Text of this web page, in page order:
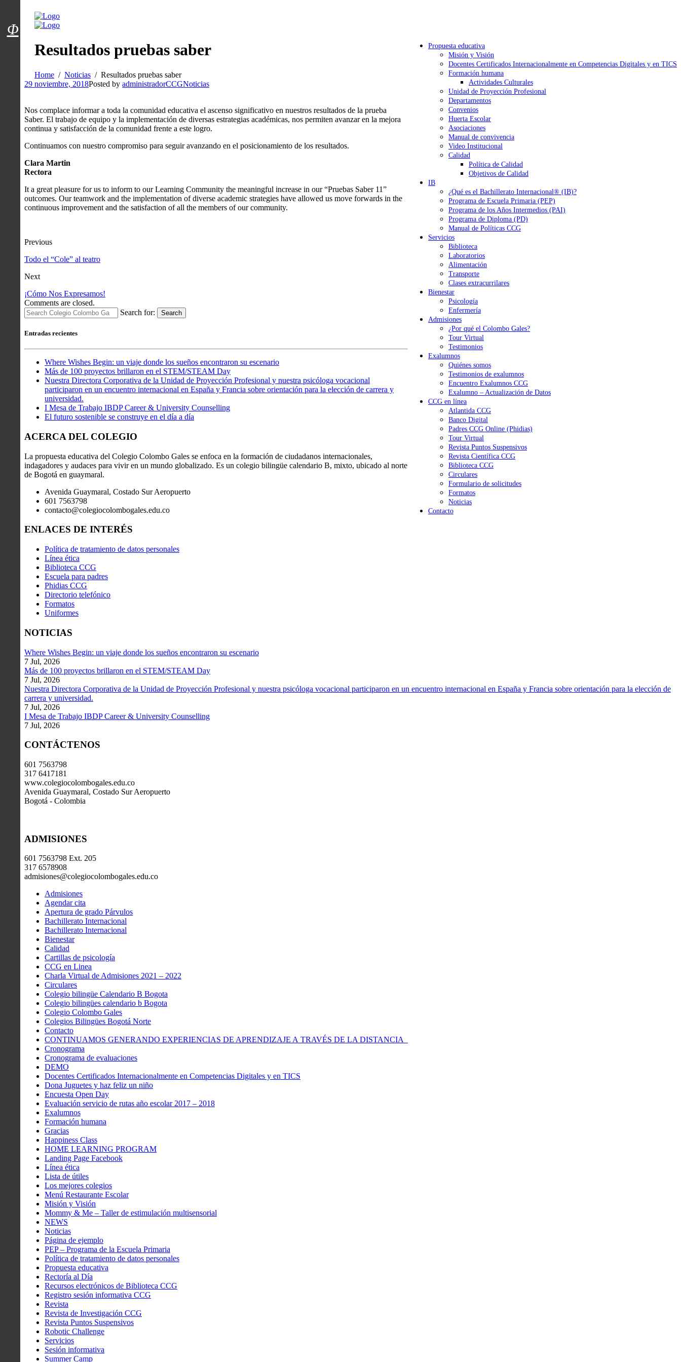
Menú usuarios
Propuesta educativa
Misión y Visión
Docentes Certificados Internacionalmente en Competencias Digitales y en TICS
Formación humana
Actividades Culturales
Unidad de Proyección Profesional
Departamentos
Convenios
Huerta Escolar
Asociaciones
Manual de convivencia
Video Institucional
Calidad
Política de Calidad
Objetivos de Calidad
IB
¿Qué es el Bachillerato Internacional® (IB)?
Programa de Escuela Primaria (PEP)
Programa de los Años Intermedios (PAI)
Programa de Diploma (PD)
Manual de Políticas CCG
Servicios
Biblioteca
Laboratorios
Alimentación
Transporte
Clases extracurrilares
Bienestar
Psicología
Enfermería
Admisiones
¿Por qué el Colombo Gales?
Tour Virtual
Testimonios
Exalumnos
Quiénes somos
Testimonios de exalumnos
Encuentro Exalumnos CCG
Exalumno – Actualización de Datos
CCG en línea
Atlantida CCG
Banco Digital
Padres CCG Online (Phidias)
Tour Virtual
Revista Puntos Suspensivos
Revista Científica CCG
Biblioteca CCG
Circulares
Formulario de solicitudes
Formatos
Noticias
Contacto
Resultados pruebas saber
Home Noticias
Resultados pruebas saber
29 noviembre, 2018Posted by administradorCCGNoticias
Nos complace informar a toda la comunidad educativa el ascenso significativo en nuestros resultados de la prueba
Saber. El trabajo de equipo y la implementación de diversas estrategias académicas, nos permiten avanzar en la mejora
continua y satisfacción de la comunidad frente a este logro.
Continuamos con nuestro compromiso para seguir avanzando en el posicionamiento de los resultados.
Clara Martin
Rectora
It a great pleasure for us to inform to our Learning Community the meaningful increase in our “Pruebas Saber 11”
outcomes. Our teamwork and the implementation of diverse academic strategies have allowed us move forwards in the
continuous improvement and the satisfaction of all the members of our community.
Previous
Todo el “Cole” al teatro
Next
¡Cómo Nos Expresamos!
Comments are closed.
Search for:
Search
Entradas recientes
Where Wishes Begin: un viaje donde los sueños encontraron su escenario
Más de 100 proyectos brillaron en el STEM/STEAM Day
Nuestra Directora Corporativa de la Unidad de Proyección Profesional y nuestra psicóloga vocacional
participaron en un encuentro internacional en España y Francia sobre orientación para la elección de carrera y
universidad.
I Mesa de Trabajo IBDP Career & University Counselling
El futuro sostenible se construye en el día a día
ACERCA DEL COLEGIO
La propuesta educativa del Colegio Colombo Gales se enfoca en la formación de ciudadanos internacionales,
indagadores y audaces para vivir en un mundo globalizado. Es un colegio bilingüe calendario B, mixto, ubicado al norte
de Bogotá en guaymaral.
Avenida Guaymaral, Costado Sur Aeropuerto
601 7563798
contacto@colegiocolombogales.edu.co
ENLACES DE INTERÉS
Política de tratamiento de datos personales
Línea ética
Biblioteca CCG
Escuela para padres
Phidias CCG
Directorio telefónico
Formatos
Uniformes
NOTICIAS
Where Wishes Begin: un viaje donde los sueños encontraron su escenario
7 Jul, 2026
Más de 100 proyectos brillaron en el STEM/STEAM Day
7 Jul, 2026
Nuestra Directora Corporativa de la Unidad de Proyección Profesional y nuestra psicóloga vocacional participaron en un encuentro internacional en España y Francia sobre orientación para la elección de
carrera y universidad.
7 Jul, 2026
I Mesa de Trabajo IBDP Career & University Counselling
7 Jul, 2026
CONTÁCTENOS
601 7563798
317 6417181
www.colegiocolombogales.edu.co
Avenida Guaymaral, Costado Sur Aeropuerto
Bogotá - Colombia
ADMISIONES
601 7563798 Ext. 205
317 6578908
admisiones@colegiocolombogales.edu.co
Admisiones
Agendar cita
Apertura de grado Párvulos
Bachillerato Internacional
Bachillerato Internacional
Bienestar
Calidad
Cartillas de psicología
CCG en Linea
Charla Virtual de Admisiones 2021 – 2022
Circulares
Colegio bilingüe Calendario B Bogota
Colegio bilingües calendario b Bogota
Colegio Colombo Gales
Colegios Bilingües Bogotá Norte
Contacto
CONTINUAMOS GENERANDO EXPERIENCIAS DE APRENDIZAJE A TRAVÉS DE LA DISTANCIA
Cronograma
Cronograma de evaluaciones
DEMO
Docentes Certificados Internacionalmente en Competencias Digitales y en TICS
Dona Juguetes y haz feliz un niño
Encuesta Open Day
Evaluación servicio de rutas año escolar 2017 – 2018
Exalumnos
Formación humana
Gracias
Happiness Class
HOME LEARNING PROGRAM
Landing Page Facebook
Línea ética
Lista de útiles
Los mejores colegios
Menú Restaurante Escolar
Misión y Visión
Mommy & Me – Taller de estimulación multisensorial
NEWS
Noticias
Página de ejemplo
PEP – Programa de la Escuela Primaria
Política de tratamiento de datos personales
Propuesta educativa
Rectoría al Día
Recursos electrónicos de Biblioteca CCG
Registro sesión informativa CCG
Revista
Revista de Investigación CCG
Revista Puntos Suspensivos
Robotic Challenge
Servicios
Sesión informativa
Summer Camp
Φ